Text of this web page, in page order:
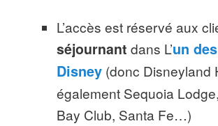
L’accès est réservé aux
séjournant dans L’un
Disney(donc Disneyland
également Sequoia
Bay Club, Santa Fe…)